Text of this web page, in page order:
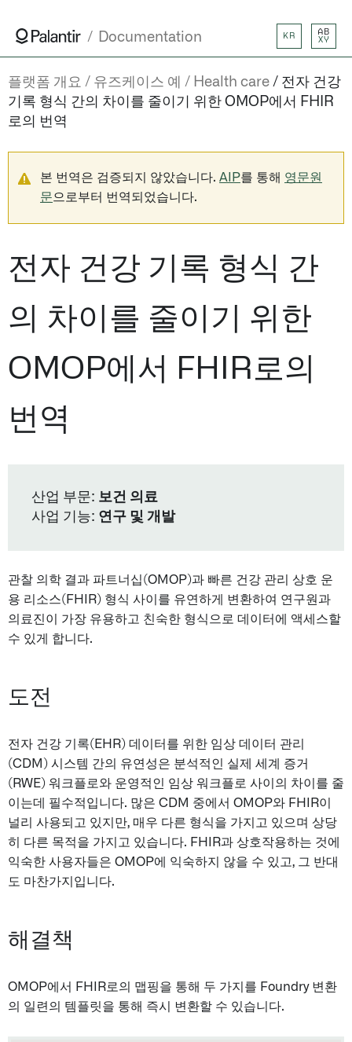
Documentation KR
AB
XY
플랫폼 개요 유즈케이스 예 Health care
전자 건강
기록 형식 간의 차이를 줄이기 위한 OMOP에서 FHIR
로의 번역
본 번역은 검증되지 않았습니다. AIP를 통해 영문원
문으로부터 번역되었습니다.
전자 건강 기록 형식 간
의 차이를 줄이기 위한
OMOP에서 FHIR로의
번역
산업 부문: 보건 의료
사업 기능: 연구 및 개발
관찰 의학 결과 파트너십(OMOP)과 빠른 건강 관리 상호 운
용 리소스(FHIR) 형식 사이를 유연하게 변환하여 연구원과
의료진이 가장 유용하고 친숙한 형식으로 데이터에 액세스할
수 있게 합니다.
도전
전자 건강 기록(EHR) 데이터를 위한 임상 데이터 관리
(CDM) 시스템 간의 유연성은 분석적인 실제 세계 증거
(RWE) 워크플로와 운영적인 임상 워크플로 사이의 차이를 줄
이는데 필수적입니다. 많은 CDM 중에서 OMOP와 FHIR이
널리 사용되고 있지만, 매우 다른 형식을 가지고 있으며 상당
히 다른 목적을 가지고 있습니다. FHIR과 상호작용하는 것에
익숙한 사용자들은 OMOP에 익숙하지 않을 수 있고, 그 반대
도 마찬가지입니다.
해결책
OMOP에서 FHIR로의 맵핑을 통해 두 가지를 Foundry 변환
의 일련의 템플릿을 통해 즉시 변환할 수 있습니다.